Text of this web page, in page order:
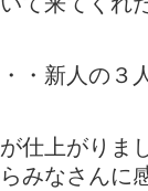
・新人の３
仕上がり
みなさんに